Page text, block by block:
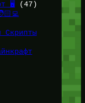
🖥️ (47)
Скрипты